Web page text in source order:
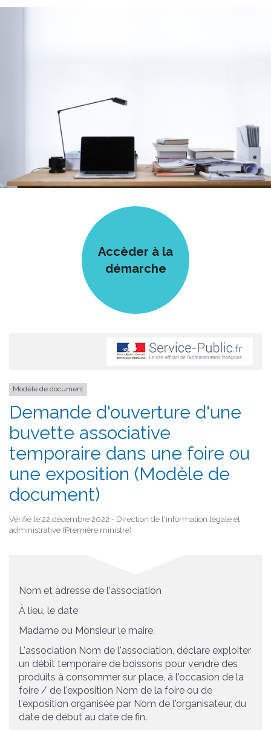
Accèder à la
démarche
Modèle de document
Demande d'ouverture d'une
buvette associative
temporaire dans une foire ou
une exposition (Modèle de
document)
Vérifié le 22 décembre 2022 - Direction de l'information légale et
administrative (Première ministre)
Nom et adresse de l'association
À lieu , le date
Madame ou Monsieur le maire,
L'association Nom de l'association, déclare exploiter
un débit temporaire de boissons pour vendre des
produits à consommer sur place, à l'occasion de la
foire / de l'exposition Nom de la foire ou de
l'exposition organisée par Nom de l'organisateur, du
date de début au date de fin.